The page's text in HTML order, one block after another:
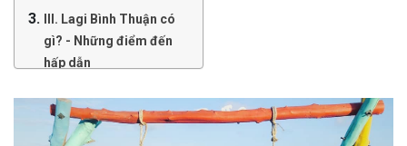
III. Lagi Bình Thuận có
gì? - Những điểm đến
hấp dẫn
Bình - Lagi
2. Khu Du lịch Tà Cú